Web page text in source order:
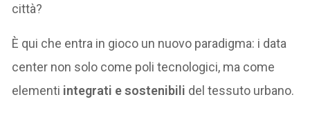
città?
È qui che entra in gioco un nuovo paradigma: i data
center non solo come poli tecnologici, ma come
elementi integrati e sostenibili del tessuto urbano.